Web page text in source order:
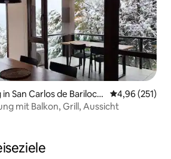
San Carlos de Bariloch
4,96 (251)
mit Balkon, Grill, Aussicht